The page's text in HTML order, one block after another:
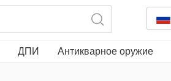
ДПИ Антикварное оружие